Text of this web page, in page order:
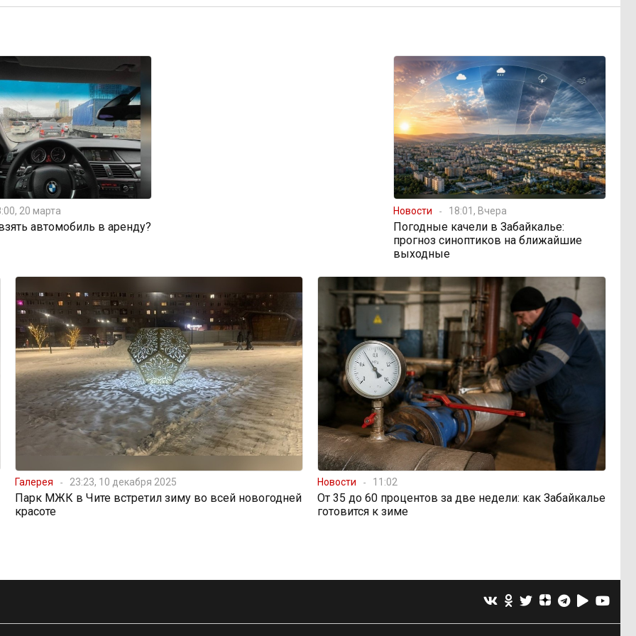
20 марта
автомобиль в аренду?
Новости 18:01, Вчера
Погодные качели в Забайкалье:
прогноз синоптиков на ближайшие
выходные
Галерея 23:23, 10 декабря 2025
Парк МЖК в Чите встретил зиму во всей новогодней
красоте
Новости 11:02
От 35 до 60 процентов за две недели: как Забайкалье
готовится к зиме